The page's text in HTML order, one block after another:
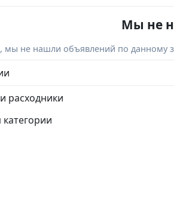
Мы не
не нашли объявлений по данному
расходники